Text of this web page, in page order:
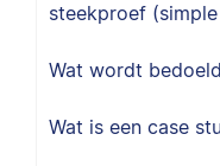
steekproef
Wat wordt
Wat is een case